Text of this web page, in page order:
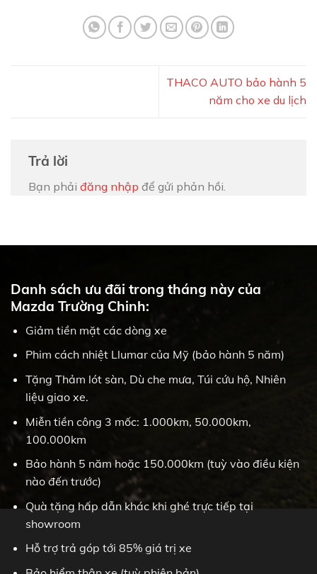
THACO AUTO bảo hành 5
năm cho xe du lịch
Trả lời
Bạn phải đăng nhập để gửi phản hồi.
Danh sách ưu đãi trong tháng này của
Mazda Trường Chinh:
Giảm tiền mặt các dòng xe
Phim cách nhiệt Llumar của Mỹ (bảo hành 5 năm)
Tặng Thảm lót sàn, Dù che mưa, Túi cứu hộ, Nhiên
liệu giao xe.
Miễn tiền công 3 mốc: 1.000km, 50.000km,
100.000km
Bảo hành 5 năm hoặc 150.000km (tuỳ vào điều kiện
nào đến trước)
Quà tặng hấp dẫn khác khi ghé trực tiếp tại
showroom
Hỗ trợ trả góp tới 85% giá trị xe